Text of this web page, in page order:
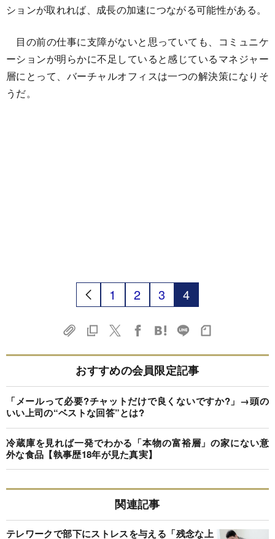
ションが取れれば、成長の加速につながる可能性がある。
目の前の仕事に支障がないと思っていても、コミュニケ
ーションが明らかに不足していると感じているマネジャー
層にとって、バーチャルオフィスは一つの解決策になりそ
うだ。
1 2 3 4
おすすめの会員限定記事
「メールって必要?チャットだけで良くないですか?」→頭の
いい上司の“ベストな回答”とは?
冷蔵庫を見れば一発でわかる「本物の富裕層」の家にない意
外な食品【執事歴18年が見た真実】
関連記事
テレワークで部下にストレスを与える「残念な上